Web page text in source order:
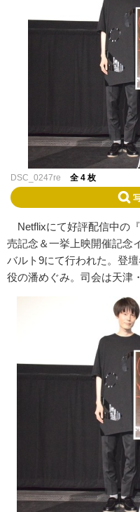
DSC_0247re 全 4 枚
Netflixにて好評配信中の
売記念＆一挙上映開催記念
バルト9にて行われた。登
役の潘めぐみ。司会は天津